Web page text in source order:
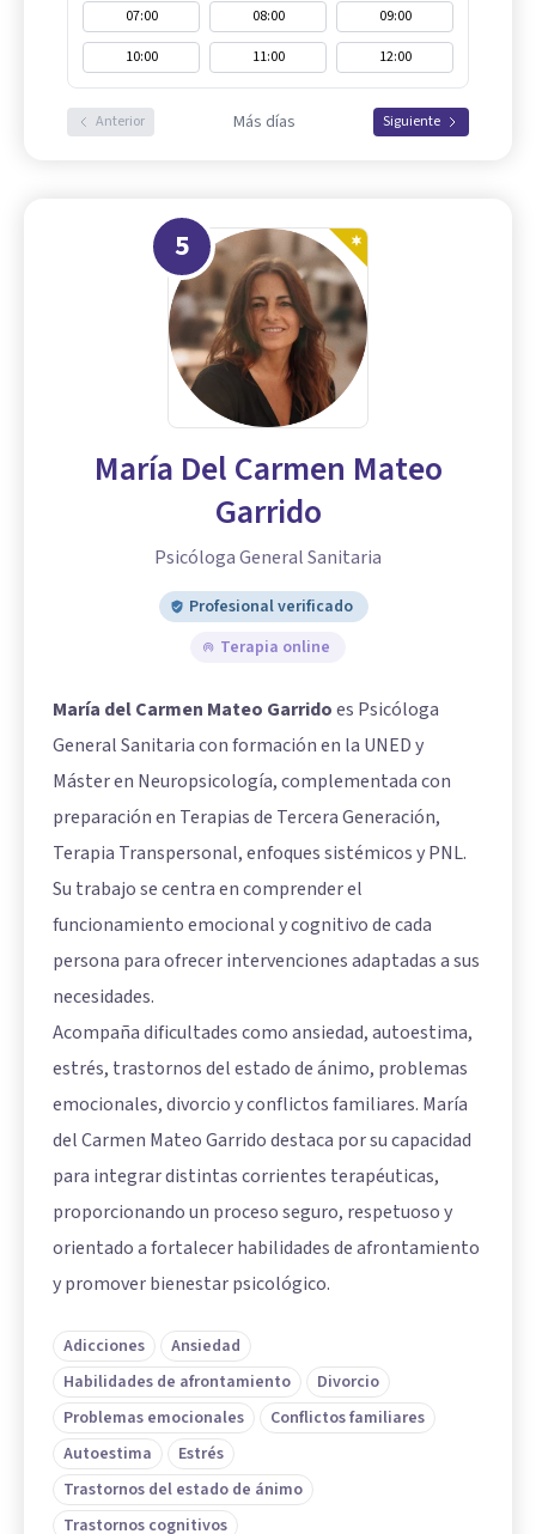
07:00 08:00
09:00
10:00
11:00 12:00
Anterior Más días Siguiente
5
María Del Carmen Mateo
Garrido
Psicóloga General Sanitaria
Profesional verificado
Terapia online
María del Carmen Mateo Garridoes Psicóloga
General Sanitaria con formación en la UNED y
Máster en Neuropsicología, complementada con
preparación en Terapias de Tercera Generación,
Terapia Transpersonal, enfoques sistémicos y PNL.
Su trabajo se centra en comprender el
funcionamiento emocional y cognitivo de cada
persona para ofrecer intervenciones adaptadas a sus
necesidades.
Acompaña dificultades como ansiedad, autoestima,
estrés, trastornos del estado de ánimo, problemas
emocionales, divorcio y conflictos familiares. María
del Carmen Mateo Garrido destaca por su capacidad
para integrar distintas corrientes terapéuticas,
proporcionando un proceso seguro, respetuoso y
orientado a fortalecer habilidades de afrontamiento
y promover bienestar psicológico.
Adicciones
Ansiedad
Habilidades de afrontamiento
Divorcio
Problemas emocionales
Conflictos familiares
Autoestima
Estrés
Trastornos del estado de ánimo
Trastornos cognitivos